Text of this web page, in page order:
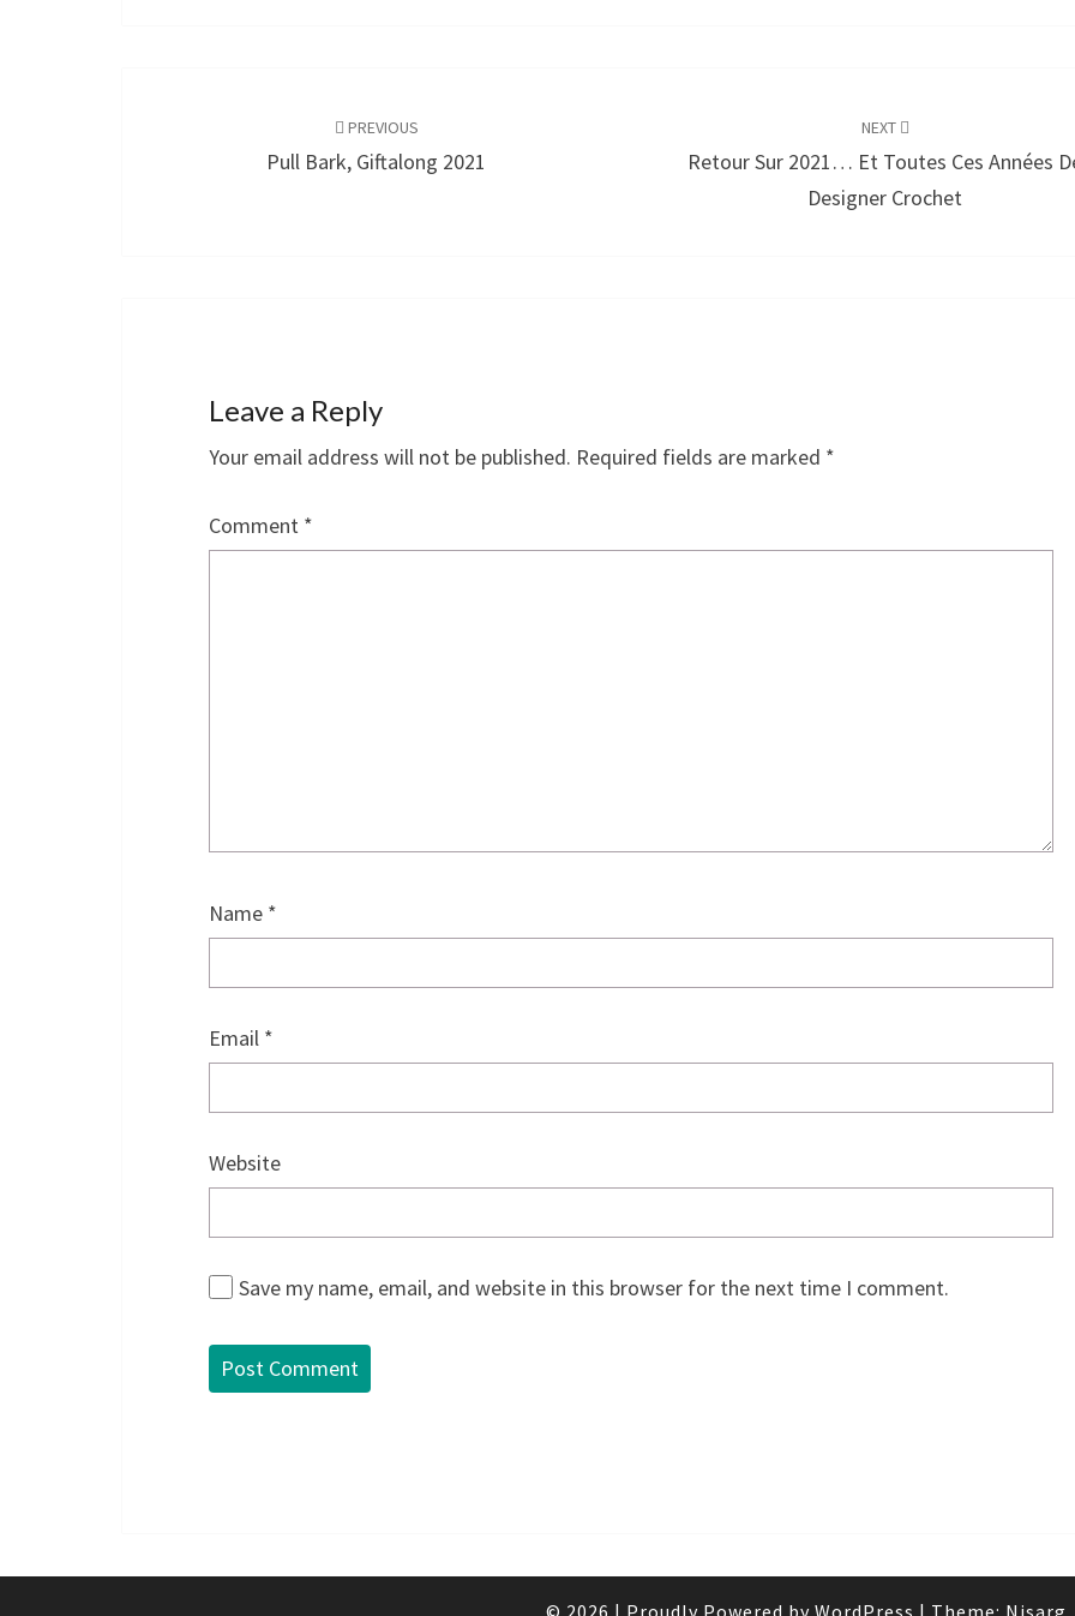
PREVIOUS
Pull Bark, Giftalong 2021
NEXT
Retour Sur 2021… Et Toutes Ces Années
Designer Crochet
Leave a Reply
Your email address will not be published. Required fields are marked *
Comment *
Name *
Email *
Website
Save my name, email, and website in this browser for the next time I comment.